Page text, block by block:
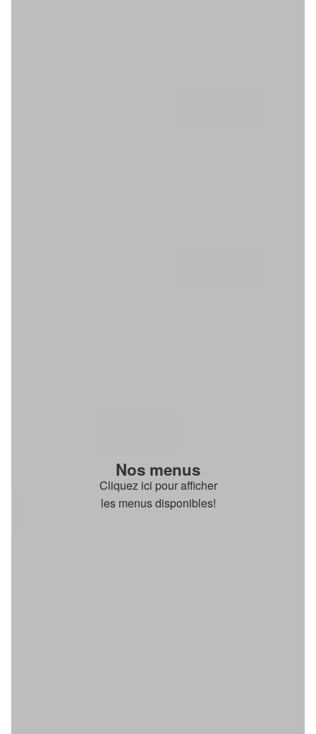
Nos menus
Cliquez ici pour afficher
les menus disponibles!